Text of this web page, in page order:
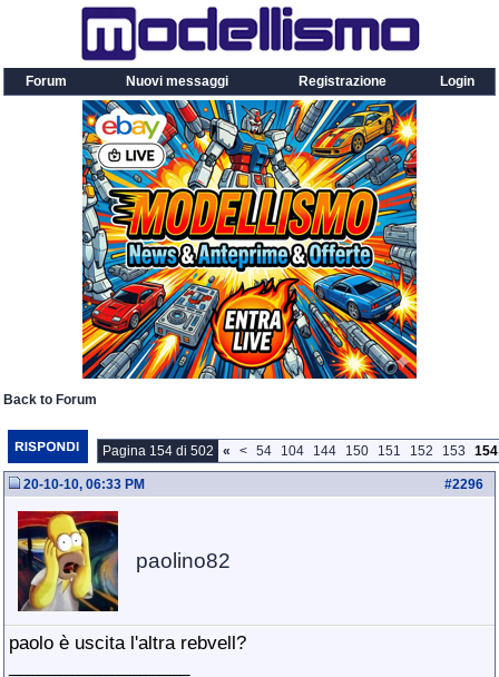
Forum Nuovi messaggi Registrazione Login
Back to Forum
Pagina 154 di 502 « < 54 104 144 150 151 152 153 154
#2296
20-10-10, 06:33 PM
paolino82
paolo è uscita l'altra rebvell?